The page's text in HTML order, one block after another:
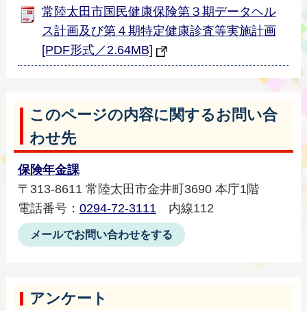
常陸太田市国民健康保険第３期データヘル
ス計画及び第４期特定健康診査等実施計画
[PDF形式／2.64MB]
このページの内容に関するお問い合
わせ先
保険年金課
〒313-8611 常陸太田市金井町3690 本庁1階
電話番号： 0294-72-3111内線112
メールでお問い合わせをする
アンケート